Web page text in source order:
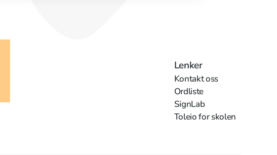
Lenker
Kontakt oss
Ordliste
SignLab
Toleio for skolen